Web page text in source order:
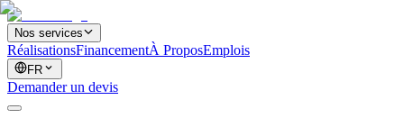
Nos services
RéalisationsFinancementÀ ProposEmplois
FR
Demander un devis